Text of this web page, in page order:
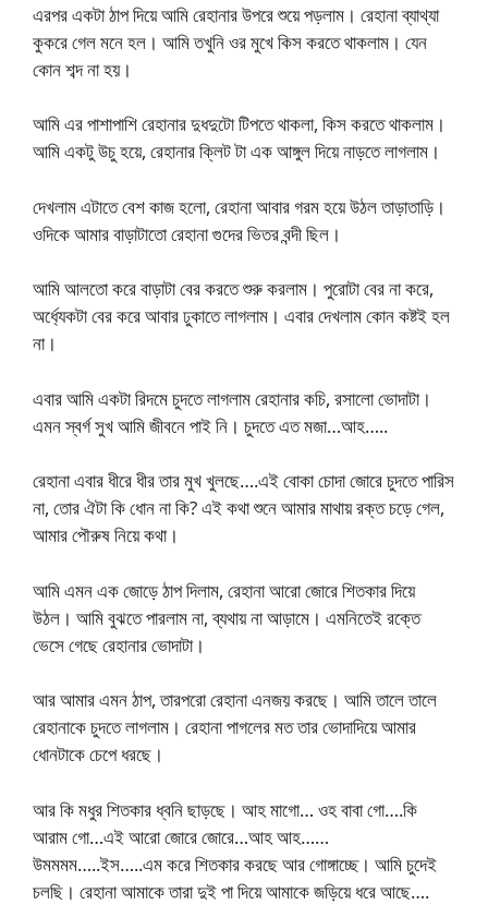
এরপর একটা ঠাপ দিয়ে আমি রেহানার উপরে শুয়ে পড়লাম। রেহানা ব্যাথ্যা
কুকরে গেল মনে হল। আমি তখুনি ওর মুখে কিস করতে থাকলাম। যেন
কোন শব্দ না হয়।
আমি এর পাশাপাশি রেহানার দুধদুটো টিপতে থাকলা, কিস করতে থাকলাম।
আমি একটু উচু হয়ে, রেহানার ক্লিট টা এক আঙ্গুল দিয়ে নাড়তে লাগলাম।
দেখলাম এটাতে বেশ কাজ হলো, রেহানা আবার গরম হয়ে উঠল তাড়াতাড়ি।
ওদিকে আমার বাড়াটাতো রেহানা গুদের ভিতর বন্দী ছিল।
আমি আলতো করে বাড়াটা বের করতে শুরু করলাম। পুরোটা বের না করে,
অর্ধ্যেকটা বের করে আবার ঢুকাতে লাগলাম। এবার দেখলাম কোন কষ্টই হল
না।
এবার আমি একটা রিদমে চুদতে লাগলাম রেহানার কচি, রসালো ভোদাটা।
এমন স্বর্গ সুখ আমি জীবনে পাই নি। চুদতে এত মজা…আহ…..
রেহানা এবার ধীরে ধীর তার মুখ খুলছে….এই বোকা চোদা জোরে চুদতে পারিস
না, তোর ঐটা কি ধোন না কি? এই কথা শুনে আমার মাথায় রক্ত চড়ে গেল,
আমার পৌরুষ নিয়ে কথা।
আমি এমন এক জোড়ে ঠাপ দিলাম, রেহানা আরো জোরে শিতকার দিয়ে
উঠল। আমি বুঝতে পারলাম না, ব্যথায় না আড়ামে। এমনিতেই রক্তে
ভেসে গেছে রেহানার ভোদাটা।
আর আমার এমন ঠাপ, তারপরো রেহানা এনজয় করছে। আমি তালে তালে
রেহানাকে চুদতে লাগলাম। রেহানা পাগলের মত তার ভোদাদিয়ে আমার
ধোনটাকে চেপে ধরছে।
আর কি মধুর শিতকার ধ্বনি ছাড়ছে। আহ মাগো… ওহ বাবা গো….কি
আরাম গো…এই আরো জোরে জোরে…আহ আহ……
উমমমম…..ইস…..এম করে শিতকার করছে আর গোঙ্গাচ্ছে। আমি চুদেই
চলছি। রেহানা আমাকে তারা দুই পা দিয়ে আমাকে জড়িয়ে ধরে আছে….